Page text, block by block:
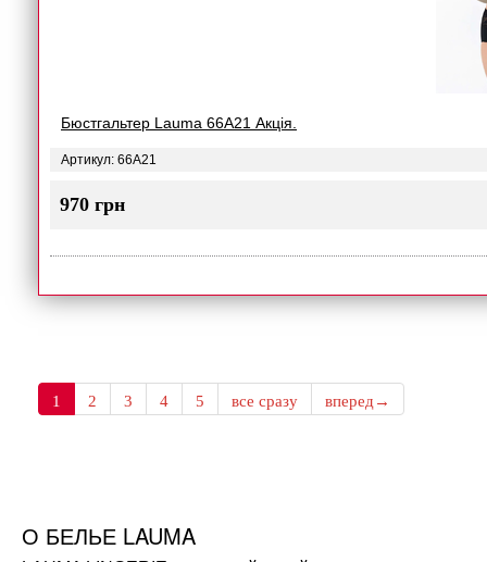
Бюстгальтер Lauma 66A21 Акція.
Артикул: 66A21
970 грн
1 2 3 4 5 все сразу вперед→
О БЕЛЬЕ LAUMA